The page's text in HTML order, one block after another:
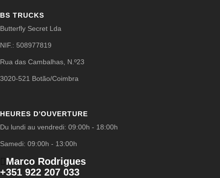
BS TRUCKS
Butterfly Secret Lda
NIF.: 508977819
Rua das Cambalhas, N.º23
3020-521 Botão/Coimbra
HEURES D'OUVERTURE
Du lundi au vendredi: 09:00h - 18:00h
Samedi: 09:00h - 13:00h
Marco Rodrigues
+351 922 207 033